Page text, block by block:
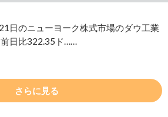
日のニューヨーク株式市場のダウ工業
日比322.35ド……
さらに見る